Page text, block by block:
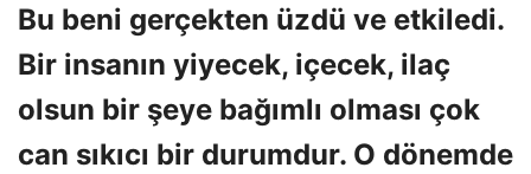
Bu beni gerçekten üzdü ve etkiledi.
Bir insanın yiyecek, içecek, ilaç
olsun bir şeye bağımlı olması çok
can sıkıcı bir durumdur. O dönemde